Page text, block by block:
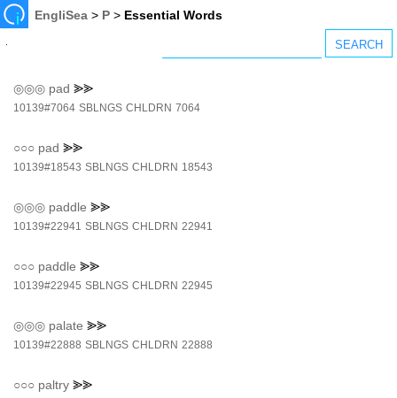
EngliSea > P > Essential Words
◎◎◎ pad ⪢⪢
10139#7064 SBLNGS CHLDRN 7064
○○○ pad ⪢⪢
10139#18543 SBLNGS CHLDRN 18543
◎◎◎ paddle ⪢⪢
10139#22941 SBLNGS CHLDRN 22941
○○○ paddle ⪢⪢
10139#22945 SBLNGS CHLDRN 22945
◎◎◎ palate ⪢⪢
10139#22888 SBLNGS CHLDRN 22888
○○○ paltry ⪢⪢